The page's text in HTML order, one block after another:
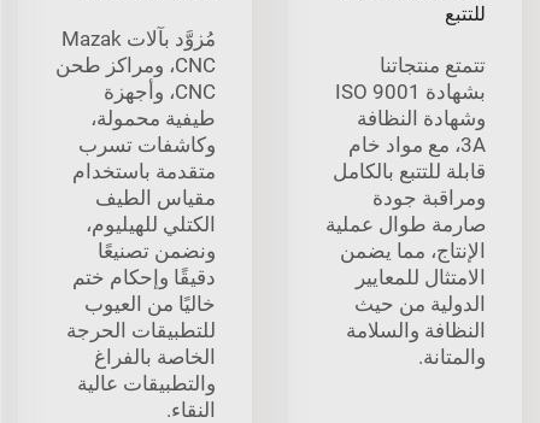
للتتبع
تتمتع منتجاتنا
بشهادة ISO 9001
وشهادة النظافة
3A، مع مواد خام
قابلة للتتبع بالكامل
ومراقبة جودة
صارمة طوال عملية
الإنتاج، مما يضمن
الامتثال للمعايير
الدولية من حيث
النظافة والسلامة
والمتانة.
مُزوَّد بآلات Mazak
CNC، ومراكز طحن
CNC، وأجهزة
طيفية محمولة،
وكاشفات تسرب
متقدمة باستخدام
مقياس الطيف
الكتلي للهيليوم،
ونضمن تصنيعًا
دقيقًا وإحكام ختم
خاليًا من العيوب
للتطبيقات الحرجة
الخاصة بالفراغ
والتطبيقات عالية
النقاء.